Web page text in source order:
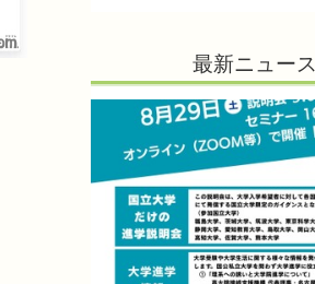
最新ニュース